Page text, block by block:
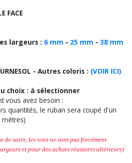
FACE
largeurs : 6 mm - 25 mm - 38 mm
- Autres coloris : (VOIR ICI)
choix : à sélectionner
vous avez besoin :
quantités, le ruban sera coupé d'un
de satin, les tons ne sont pas forcément
et pour des achats réassorts ultérieurs)